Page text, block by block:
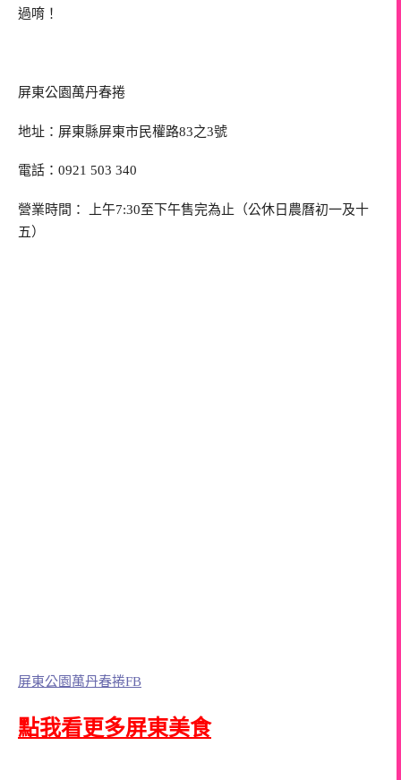
過唷！
屏東公園萬丹春捲
地址：屏東縣屏東市民權路83之3號
電話：0921 503 340
營業時間： 上午7:30至下午售完為止（公休日農曆初一及十
五）
屏東公園萬丹春捲FB
點我看更多屏東美食